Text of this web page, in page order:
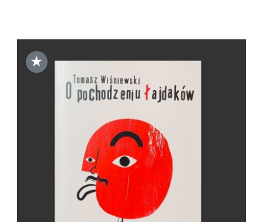
★
DODAJ DO KOSZYKA / SZCZEGÓŁY